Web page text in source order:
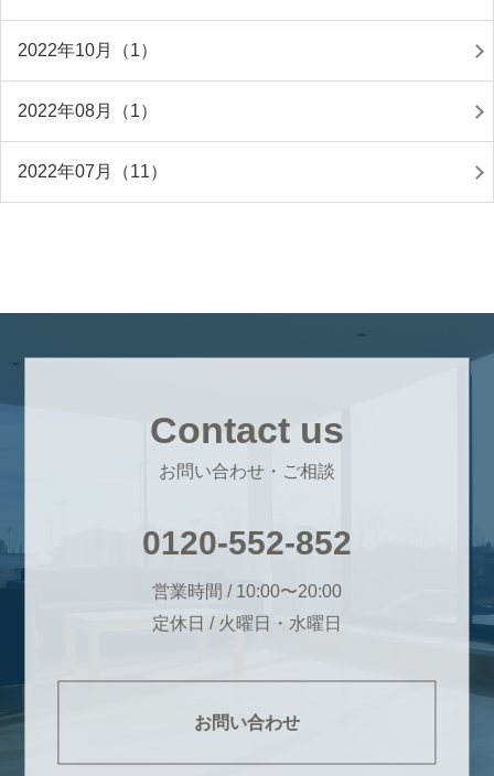
2022年10月（1）
2022年08月（1）
2022年07月（11）
Contact us
お問い合わせ・ご相談
0120-552-852
営業時間 / 10:00〜20:00
定休日 / 火曜日・水曜日
お問い合わせ